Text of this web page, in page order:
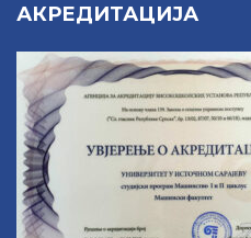
АКРЕДИТАЦИЈА